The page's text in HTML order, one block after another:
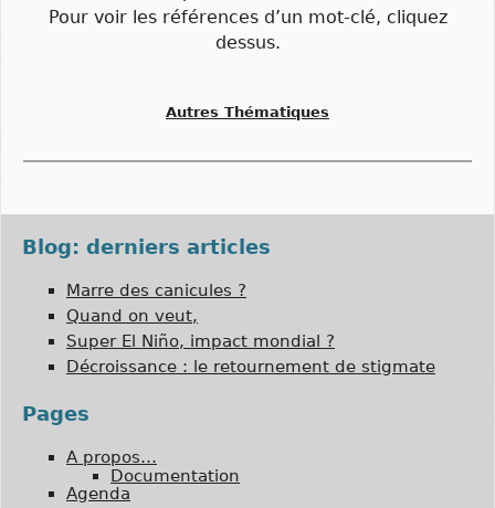
Pour voir les références d’un mot-clé, cliquez
dessus.
Autres Thématiques
Blog: derniers articles
Marre des canicules ?
Quand on veut,
Super El Niño, impact mondial ?
Décroissance : le retournement de stigmate
Pages
A propos…
Documentation
Agenda